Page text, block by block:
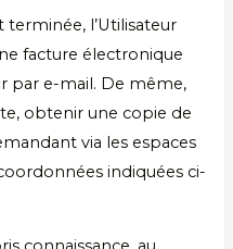
terminée, l’Utilisateur
facture électronique
par e-mail. De même,
obtenir une copie de
via les espaces
indiquées ci-